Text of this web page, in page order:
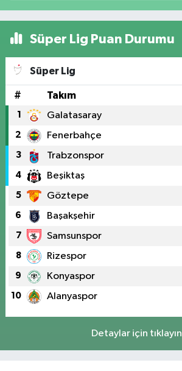
Süper Lig Puan Durumu
Süper Lig
# Takım
1 Galatasaray
2 Fenerbahçe
3 Trabzonspor
4 Beşiktaş
5 Göztepe
6 Başakşehir
7 Samsunspor
8 Rizespor
9 Konyaspor
10 Alanyaspor
Detaylar için tıklayın